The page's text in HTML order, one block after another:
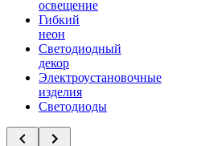
освещение
Гибкий
неон
Светодиодный
декор
Электроустановочные
изделия
Светодиоды